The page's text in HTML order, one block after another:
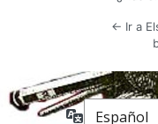
← Ir a
Idioma